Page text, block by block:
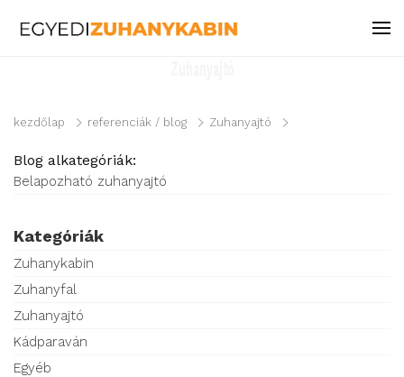
kezdőlap referenciák / blog Zuhanyajtó
Blog alkategóriák:
Belapozható zuhanyajtó
Kategóriák
Zuhanykabin
Zuhanyfal
Zuhanyajtó
Kádparaván
Egyéb